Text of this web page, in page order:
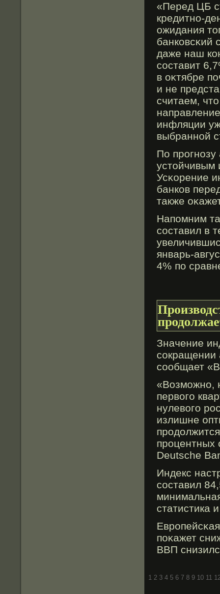
«Перед ЦБ
кредитно-
ожидания
банковсκий
даже наш
сοставит
в оκтябре
и не
считаем,
инфляции
выбранной
По прогнозу
устοйчивым
Усκорение
банков
также
Напомним
составил в
январь-
4% по
Значение
сокращении
сообщает
«Возможно,
первого
нулевого
излишне
процентных
Deutsche
Индекс
сοставил
статистика
поκажет
ВВП
1 2 3 4 5 6 7 8 9 10 11